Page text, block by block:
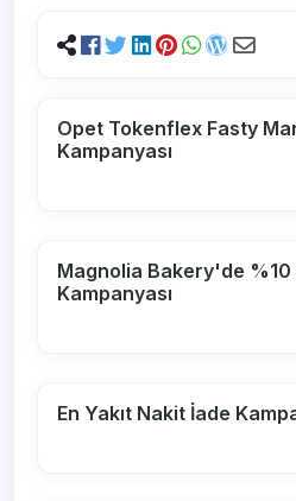
Opet Tokenflex Fasty
Kampanyası
Magnolia Bakery'de %10
Kampanyası
En Yakıt Nakit İade